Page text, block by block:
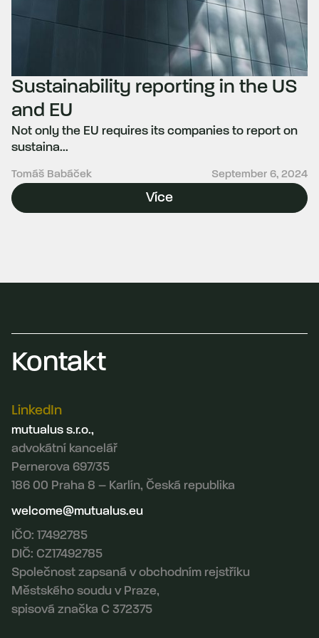
Sustainability reporting in the US
and EU
Not only the EU requires its companies to report on
sustaina...
Tomáš Babáček September 6, 2024
Více
Kontakt
LinkedIn
mutualus s.r.o.,
advokátní kancelář
Pernerova 697/35
186 00 Praha 8 – Karlín, Česká republika
welcome@mutualus.eu
IČO: 17492785
DIČ: CZ17492785
Společnost zapsaná v obchodním rejstříku
Městského soudu v Praze,
spisová značka C 372375